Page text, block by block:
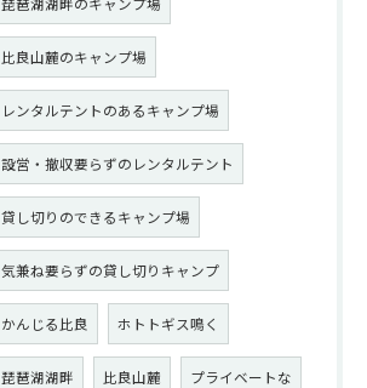
比良山麓のキャンプ場
レンタルテントのあるキャンプ場
設営・撤収要らずのレンタルテント
貸し切りのできるキャンプ場
気兼ね要らずの貸し切りキャンプ
かんじる比良 ホトトギス鳴く
琵琶湖湖畔 比良山麓 プライベートな